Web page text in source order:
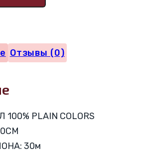
Отзывы (0)
PLAIN COLORS
30м